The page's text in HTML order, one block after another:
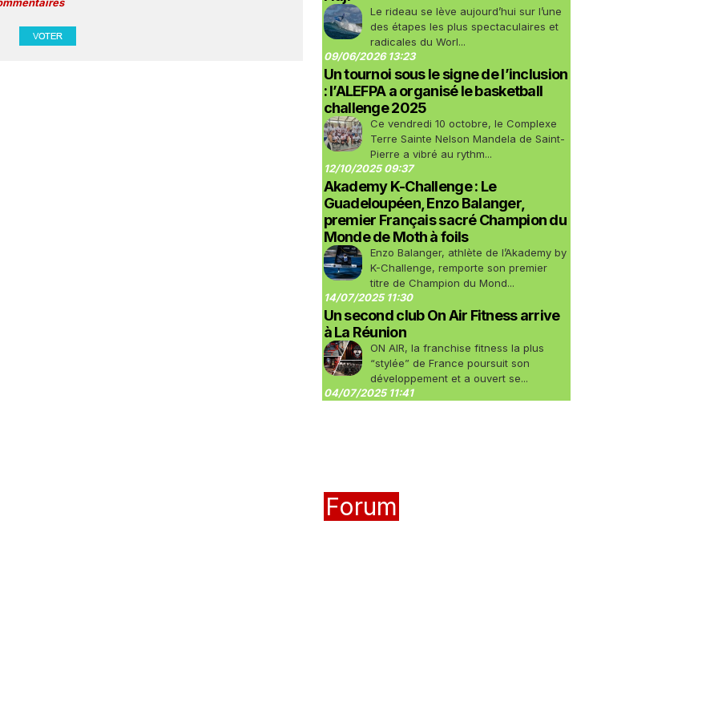
Le rideau se lève aujourd’hui sur l’une
des étapes les plus spectaculaires et
radicales du Worl...
09/06/2026 13:23
Un tournoi sous le signe de l’inclusion
: l’ALEFPA a organisé le basketball
challenge 2025
Ce vendredi 10 octobre, le Complexe
Terre Sainte Nelson Mandela de Saint-
Pierre a vibré au rythm...
12/10/2025 09:37
Akademy K-Challenge : Le
Guadeloupéen, Enzo Balanger,
premier Français sacré Champion du
Monde de Moth à foils
Enzo Balanger, athlète de l’Akademy by
K-Challenge, remporte son premier
titre de Champion du Mond...
14/07/2025 11:30
Un second club On Air Fitness arrive
à La Réunion
ON AIR, la franchise fitness la plus
“stylée” de France poursuit son
développement et a ouvert se...
04/07/2025 11:41
Forum